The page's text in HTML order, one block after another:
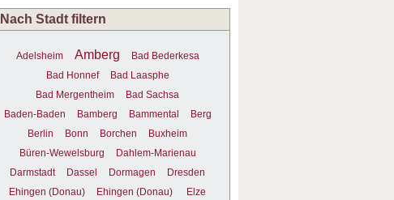
Nach Stadt filtern
Adelsheim Amberg
Bad Bederkesa
Bad Honnef
Bad Laasphe
Bad Mergentheim
Bad Sachsa
Baden-Baden
Bamberg Bammental
Berg
Berlin
Bonn Borchen
Buxheim
Büren-Wewelsburg
Dahlem-Marienau
Darmstadt
Dassel Dormagen
Dresden
Ehingen (Donau)
Ehingen (Donau)
Elze